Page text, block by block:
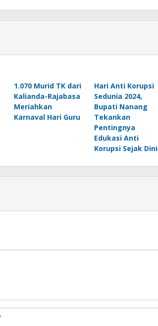
1.070 Murid TK dari
Kalianda-Rajabasa
Meriahkan
Karnaval Hari Guru
Hari Anti Korupsi
Sedunia 2024,
Bupati Nanang
Tekankan
Pentingnya
Edukasi Anti
Korupsi Sejak Dini